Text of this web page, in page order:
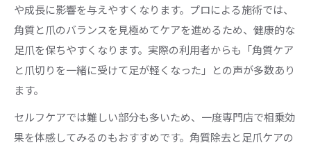
や成長に影響を与えやすくなります。プロによる施術では、
角質と爪のバランスを見極めてケアを進めるため、健康的な
足爪を保ちやすくなります。実際の利用者からも「角質ケア
と爪切りを一緒に受けて足が軽くなった」との声が多数あり
ます。
セルフケアでは難しい部分も多いため、一度専門店で相乗効
果を体感してみるのもおすすめです。角質除去と足爪ケアの